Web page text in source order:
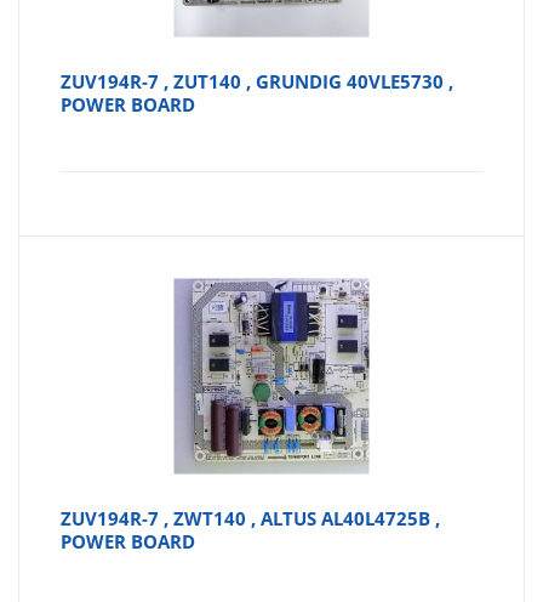
ZUV194R-7 , ZUT140 , GRUNDIG 40VLE5730 ,
POWER BOARD
ZUV194R-7 , ZWT140 , ALTUS AL40L4725B ,
POWER BOARD